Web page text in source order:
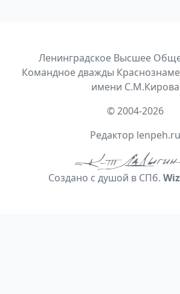
Ленинградское Высшее
Командное дважды
имени С.М.Кирова
© 2004-2026
Редактор lenpeh.ru
Создано с душой в СПб.